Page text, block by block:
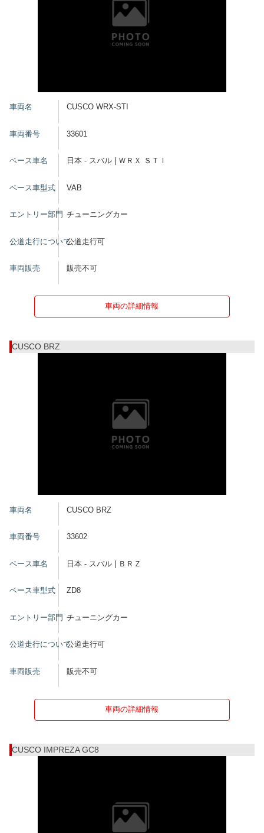
車両名 CUSCO WRX-STI
車両番号 33601
ベース車名 日本 - スバル | ＷＲＸ ＳＴＩ
ベース車型式 VAB
エントリー部門 チューニングカー
公道走行について公道走行可
車両販売 販売不可
車両の詳細情報
CUSCO BRZ
車両名 CUSCO BRZ
車両番号 33602
ベース車名 日本 - スバル | ＢＲＺ
ベース車型式 ZD8
エントリー部門 チューニングカー
公道走行について公道走行可
車両販売 販売不可
車両の詳細情報
CUSCO IMPREZA GC8